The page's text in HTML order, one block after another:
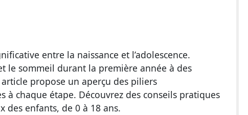
entre la naissance et l’adolescence.
le sommeil durant la première année à des
propose un aperçu des piliers
chaque étape. Découvrez des conseils pratiques
enfants, de 0 à 18 ans.